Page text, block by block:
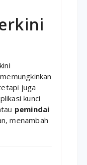
juga
kunci
pemindai
menambah